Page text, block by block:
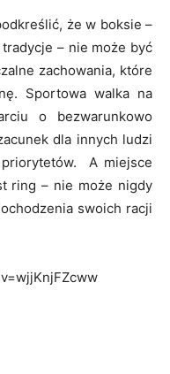
że w boksie –
– nie może być
zachowania, które
Sportowa walka na
o bezwarunkowo
dla innych ludzi
A miejsce
ring – nie może nigdy
swoich racji